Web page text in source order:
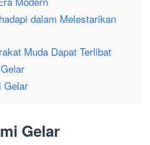
dalam Melestarikan
Muda Dapat Terlibat
Gelar
Gelar